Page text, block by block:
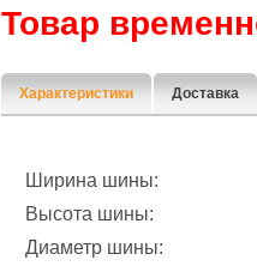
Товар
Характеристики Доставка
Ширина шины:
Высота шины:
Диаметр шины: